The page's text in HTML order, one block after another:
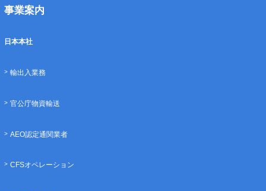
事業案内
日本本社
輸出入業務
官公庁物資輸送
AEO認定通関業者
CFSオペレーション